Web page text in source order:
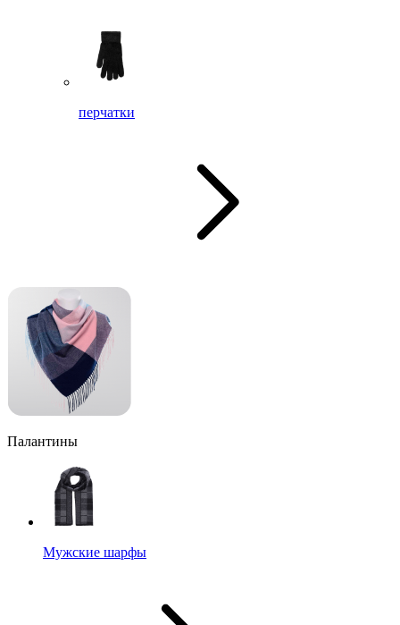
перчатки
Палантины
Мужские шарфы